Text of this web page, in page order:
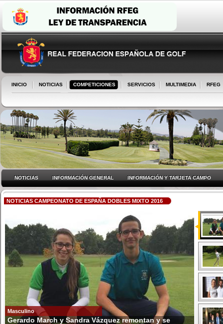
INICIO NOTICIAS COMPETICIONES SERVICIOS MULTIMEDIA RFEG
NOTICIAS INFORMACIÓN GENERAL INFORMACIÓN Y TARJETA CAMPO
NOTICIAS CAMPEONATO DE ESPAÑA DOBLES MIXTO 2016
Masculino
Gerardo March y Sandra Vázquez remontan y se